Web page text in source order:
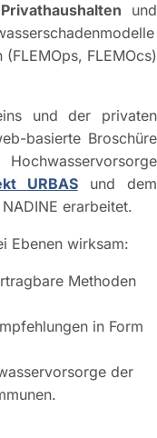
Privathaushalten und
FLEMOcs)
und der privaten
basierte Broschüre
URBASund dem
erarbeitet.
Ebenen wirksam:
Methoden
in Form
der